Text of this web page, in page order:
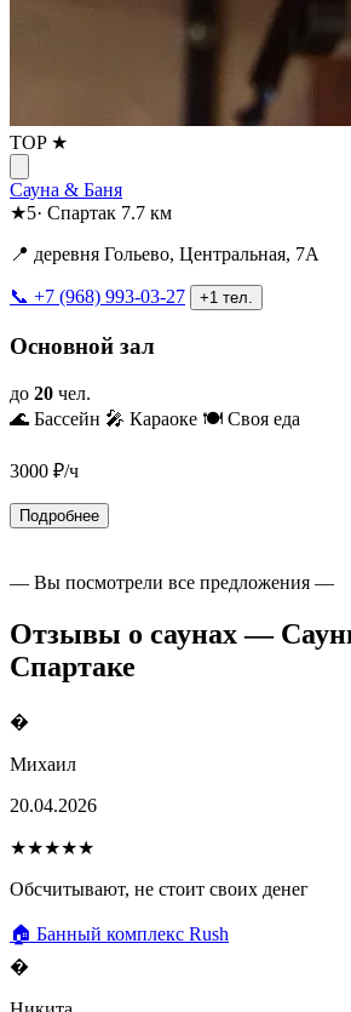
TOP ★
Сауна & Баня
★5· Спартак 7.7 км
📍 деревня Гольево, Центральная, 7А
📞 +7 (968) 993-03-27 +1 тел.
Основной зал
до 20 чел.
🌊 Бассейн 🎤 Караоке 🍽️ Своя еда
3000 ₽/ч
Подробнее
— Вы посмотрели все предложения —
Отзывы о саунах —
Спартаке
�
Михаил
20.04.2026
★★★★★
Обсчитывают, не стоит своих денег
🏠 Банный комплекс Rush
�